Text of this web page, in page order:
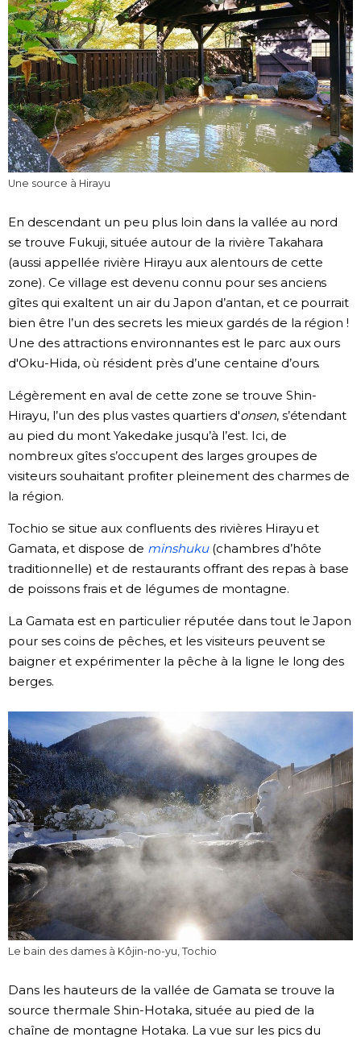
Une source à Hirayu
En descendant un peu plus loin dans la vallée au nord
se trouve Fukuji, située autour de la rivière Takahara
(aussi appellée rivière Hirayu aux alentours de cette
zone). Ce village est devenu connu pour ses anciens
gîtes qui exaltent un air du Japon d’antan, et ce pourrait
bien être l’un des secrets les mieux gardés de la région !
Une des attractions environnantes est le parc aux ours
d'Oku-Hida, où résident près d’une centaine d’ours.
Légèrement en aval de cette zone se trouve Shin-
Hirayu, l’un des plus vastes quartiers d'onsen, s’étendant
au pied du mont Yakedake jusqu’à l’est. Ici, de
nombreux gîtes s’occupent des larges groupes de
visiteurs souhaitant profiter pleinement des charmes de
la région.
Tochio se situe aux confluents des rivières Hirayu et
Gamata, et dispose de minshuku(chambres d’hôte
traditionnelle) et de restaurants offrant des repas à base
de poissons frais et de légumes de montagne.
La Gamata est en particulier réputée dans tout le Japon
pour ses coins de pêches, et les visiteurs peuvent se
baigner et expérimenter la pêche à la ligne le long des
berges.
Le bain des dames à Kôjin-no-yu, Tochio
Dans les hauteurs de la vallée de Gamata se trouve la
source thermale Shin-Hotaka, située au pied de la
chaîne de montagne Hotaka. La vue sur les pics du